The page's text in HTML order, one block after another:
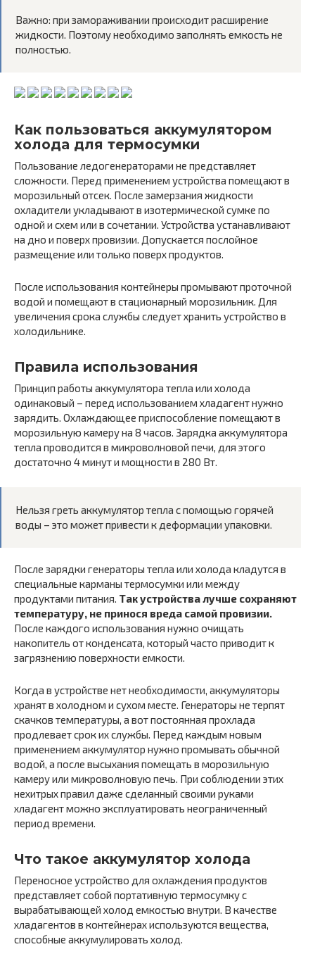
Важно: при замораживании происходит расширение
жидкости. Поэтому необходимо заполнять емкость не
полностью.
Как пользоваться аккумулятором
холода для термосумки
Пользование ледогенераторами не представляет
сложности. Перед применением устройства помещают в
морозильный отсек. После замерзания жидкости
охладители укладывают в изотермической сумке по
одной и схем или в сочетании. Устройства устанавливают
на дно и поверх провизии. Допускается послойное
размещение или только поверх продуктов.
После использования контейнеры промывают проточной
водой и помещают в стационарный морозильник. Для
увеличения срока службы следует хранить устройство в
холодильнике.
Правила использования
Принцип работы аккумулятора тепла или холода
одинаковый – перед использованием хладагент нужно
зарядить. Охлаждающее приспособление помещают в
морозильную камеру на 8 часов. Зарядка аккумулятора
тепла проводится в микроволновой печи, для этого
достаточно 4 минут и мощности в 280 Вт.
Нельзя греть аккумулятор тепла с помощью горячей
воды – это может привести к деформации упаковки.
После зарядки генераторы тепла или холода кладутся в
специальные карманы термосумки или между
продуктами питания. Так устройства лучше сохраняют
температуру, не принося вреда самой провизии.
После каждого использования нужно очищать
накопитель от конденсата, который часто приводит к
загрязнению поверхности емкости.
Когда в устройстве нет необходимости, аккумуляторы
хранят в холодном и сухом месте. Генераторы не терпят
скачков температуры, а вот постоянная прохлада
продлевает срок их службы. Перед каждым новым
применением аккумулятор нужно промывать обычной
водой, а после высыхания помещать в морозильную
камеру или микроволновую печь. При соблюдении этих
нехитрых правил даже сделанный своими руками
хладагент можно эксплуатировать неограниченный
период времени.
Что такое аккумулятор холода
Переносное устройство для охлаждения продуктов
представляет собой портативную термосумку с
вырабатывающей холод емкостью внутри. В качестве
хладагентов в контейнерах используются вещества,
способные аккумулировать холод.